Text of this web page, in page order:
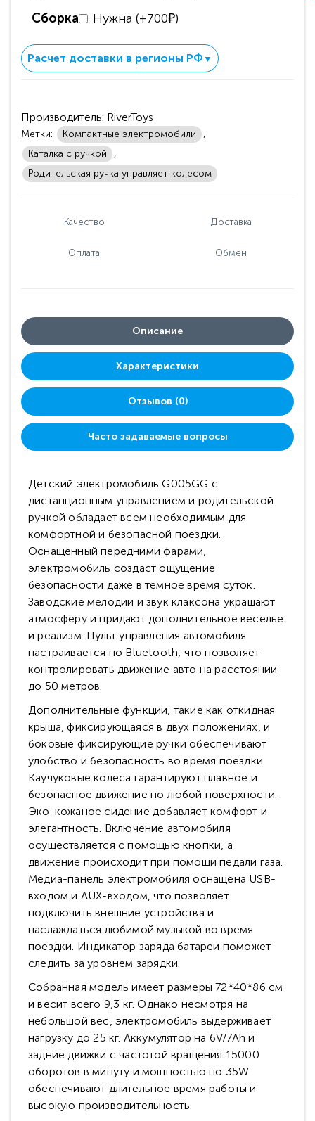
Сборка Нужна (+700₽)
Расчет доставки в регионы РФ ▼
Производитель: RiverToys
Метки: Компактные электромобили
,
Каталка с ручкой
,
Родительская ручка управляет колесом
Качество Доставка
Оплата Обмен
Описание
Характеристики
Отзывов (0)
Часто задаваемые вопросы
Детский электромобиль G005GG с
дистанционным управлением и родительской
ручкой обладает всем необходимым для
комфортной и безопасной поездки.
Оснащенный передними фарами,
электромобиль создаст ощущение
безопасности даже в темное время суток.
Заводские мелодии и звук клаксона украшают
атмосферу и придают дополнительное веселье
и реализм. Пульт управления автомобиля
настраивается по Bluetooth, что позволяет
контролировать движение авто на расстоянии
до 50 метров.
Дополнительные функции, такие как откидная
крыша, фиксирующаяся в двух положениях, и
боковые фиксирующие ручки обеспечивают
удобство и безопасность во время поездки.
Каучуковые колеса гарантируют плавное и
безопасное движение по любой поверхности.
Эко-кожаное сидение добавляет комфорт и
элегантность. Включение автомобиля
осуществляется с помощью кнопки, а
движение происходит при помощи педали газа.
Медиа-панель электромобиля оснащена USB-
входом и AUX-входом, что позволяет
подключить внешние устройства и
наслаждаться любимой музыкой во время
поездки. Индикатор заряда батареи поможет
следить за уровнем зарядки.
Собранная модель имеет размеры 72*40*86 см
и весит всего 9,3 кг. Однако несмотря на
небольшой вес, электромобиль выдерживает
нагрузку до 25 кг. Аккумулятор на 6V/7Ah и
задние движки с частотой вращения 15000
оборотов в минуту и мощностью по 35W
обеспечивают длительное время работы и
высокую производительность.